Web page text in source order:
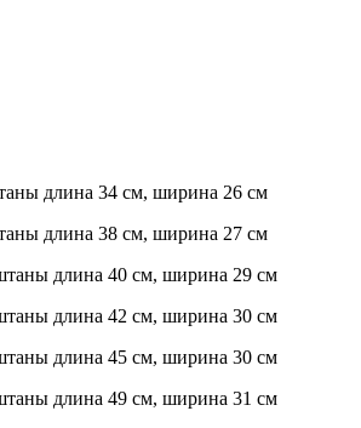
длина 34 см, ширина 26 см
длина 38 см, ширина 27 см
длина 40 см, ширина 29 см
длина 42 см, ширина 30 см
длина 45 см, ширина 30 см
длина 49 см, ширина 31 см